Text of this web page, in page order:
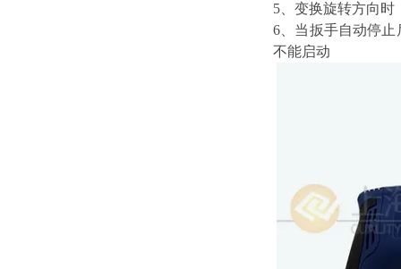
5、变换旋转方向
6、当扳手自动停
不能启动